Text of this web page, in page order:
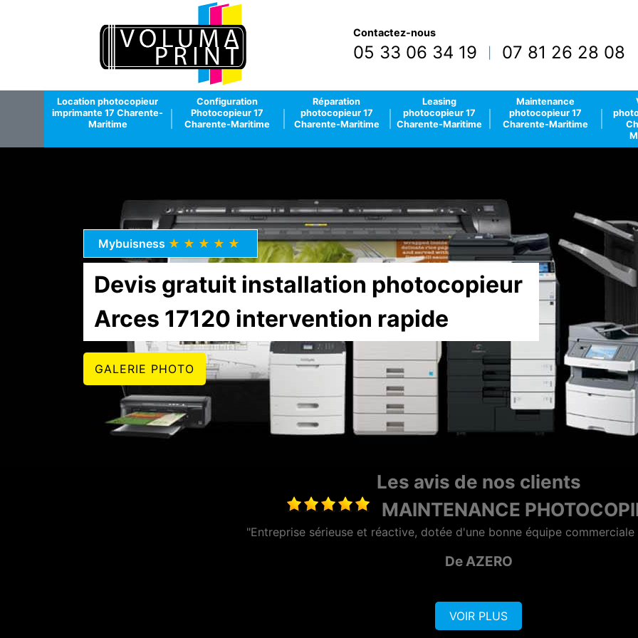
Contactez-nous
05 33 06 34 19 07 81 26 28 08
Location photocopieur
imprimante 17 Charente-
Maritime
Configuration
Photocopieur 17
Charente-Maritime
Réparation
photocopieur 17
Charente-Maritime
Leasing
photocopieur 17
Charente-Maritime
Maintenance
photocopieur 17
Charente-Maritime
Mybuisness ★★★★★
Devis gratuit installation photocopieur
Arces 17120 intervention rapide
GALERIE PHOTO
Les avis de nos clients
DEPANNAGE
"très réactif et professionnel, Lionel se démène pour trouver la
De CYBEL EXTENSION
VOIR PLUS